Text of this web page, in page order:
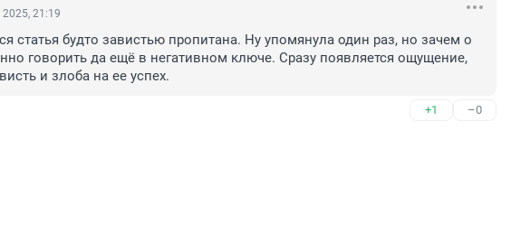
21:19
статья будто завистью пропитана. Ну упомянула один раз, но зачем о
говорить да ещё в негативном ключе. Сразу появляется ощущение,
и злоба на ее успех.
+1 –0